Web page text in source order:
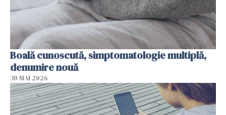
Boală cunoscută, simptomatologie multiplă,
denumire nouă
30 MAI 2026